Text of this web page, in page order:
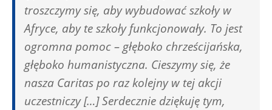
troszczymy się, aby wybudować szkoły w
Afryce, aby te szkoły funkcjonowały. To jest
ogromna pomoc – głęboko chrześcijańska,
głęboko humanistyczna. Cieszymy się, że
nasza Caritas po raz kolejny w tej akcji
uczestniczy […] Serdecznie dziękuję tym,